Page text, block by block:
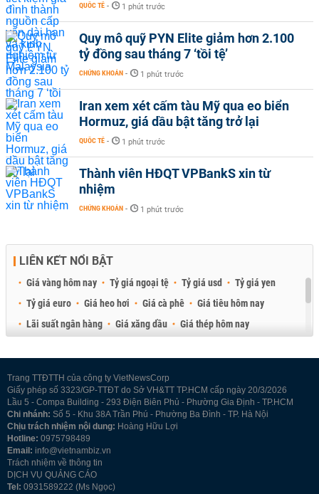
QUỐC TẾ - 1 phút trước
Quy mô quỹ PYN Elite giảm hơn 2.100
tỷ đồng sau tháng 7 ‘tồi tệ’
CHỨNG KHOÁN - 1 phút trước
Iran xem xét cấm tàu Mỹ qua eo biển
Hormuz, giá dầu bật tăng trở lại
QUỐC TẾ - 1 phút trước
Thành viên HĐQT VPBankS xin từ
nhiệm
CHỨNG KHOÁN - 1 phút trước
LIÊN KẾT NỔI BẬT
Giá vàng hôm nay Tỷ giá ngoại tệ Tỷ giá usd
Tỷ giá yen
Tỷ giá euro
Giá heo hơi Giá cà phê
Giá tiêu hôm nay
Lãi suất ngân hàng
Giá xăng dầu
Giá thép hôm nay
Trang TTĐTTH của công ty VietNewsCorp
Giấy phép số 3323/GP-TTĐT do Sở VH&TT TP.HCM cấp ngày 20/3/2026
Lầu 5 - Compa Building - 293 Điện Biên Phủ - Phường Gia Định - TP.HCM
Chi nhánh: Số 5 - Khu 38A Trần Phú - Phường Ba Đình - TP. Hà Nội
Chịu trách nhiệm nội dung: Hoàng Hữu Lợi
Hotline: 0975798489
Email: info@vietnambiz.vn
Trách nhiệm về thông tin
DỊCH VỤ QUẢNG CÁO
Tel: 0931589222 (Ms Ngọc)